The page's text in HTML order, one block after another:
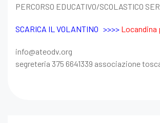
PERCORSO EDUCATIVO/SCOLASTICO
SCARICA IL VOLANTINO >>>> Locandina
info@ateodv.org
segreteria 375 6641339 associazione